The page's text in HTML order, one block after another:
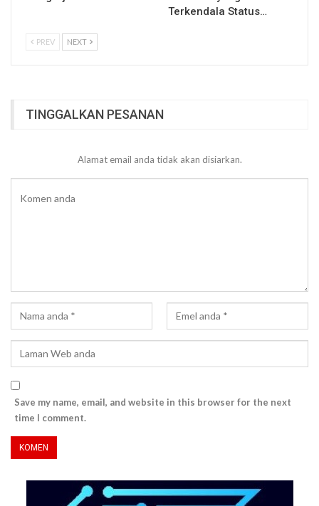
Terkendala Status…
PREV NEXT
TINGGALKAN PESANAN
Alamat email anda tidak akan disiarkan.
Save my name, email, and website in this browser for the next
time I comment.